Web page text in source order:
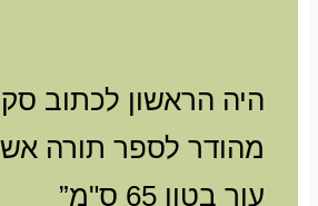
היה הראשון לכתוב
מהודר לספר תורה
עור בטון 65 ס"מ”